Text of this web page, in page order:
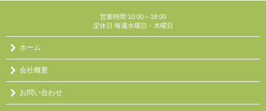
営業時間:10:00～18:00
定休日:毎週水曜日・木曜日
ホーム
会社概要
お問い合わせ